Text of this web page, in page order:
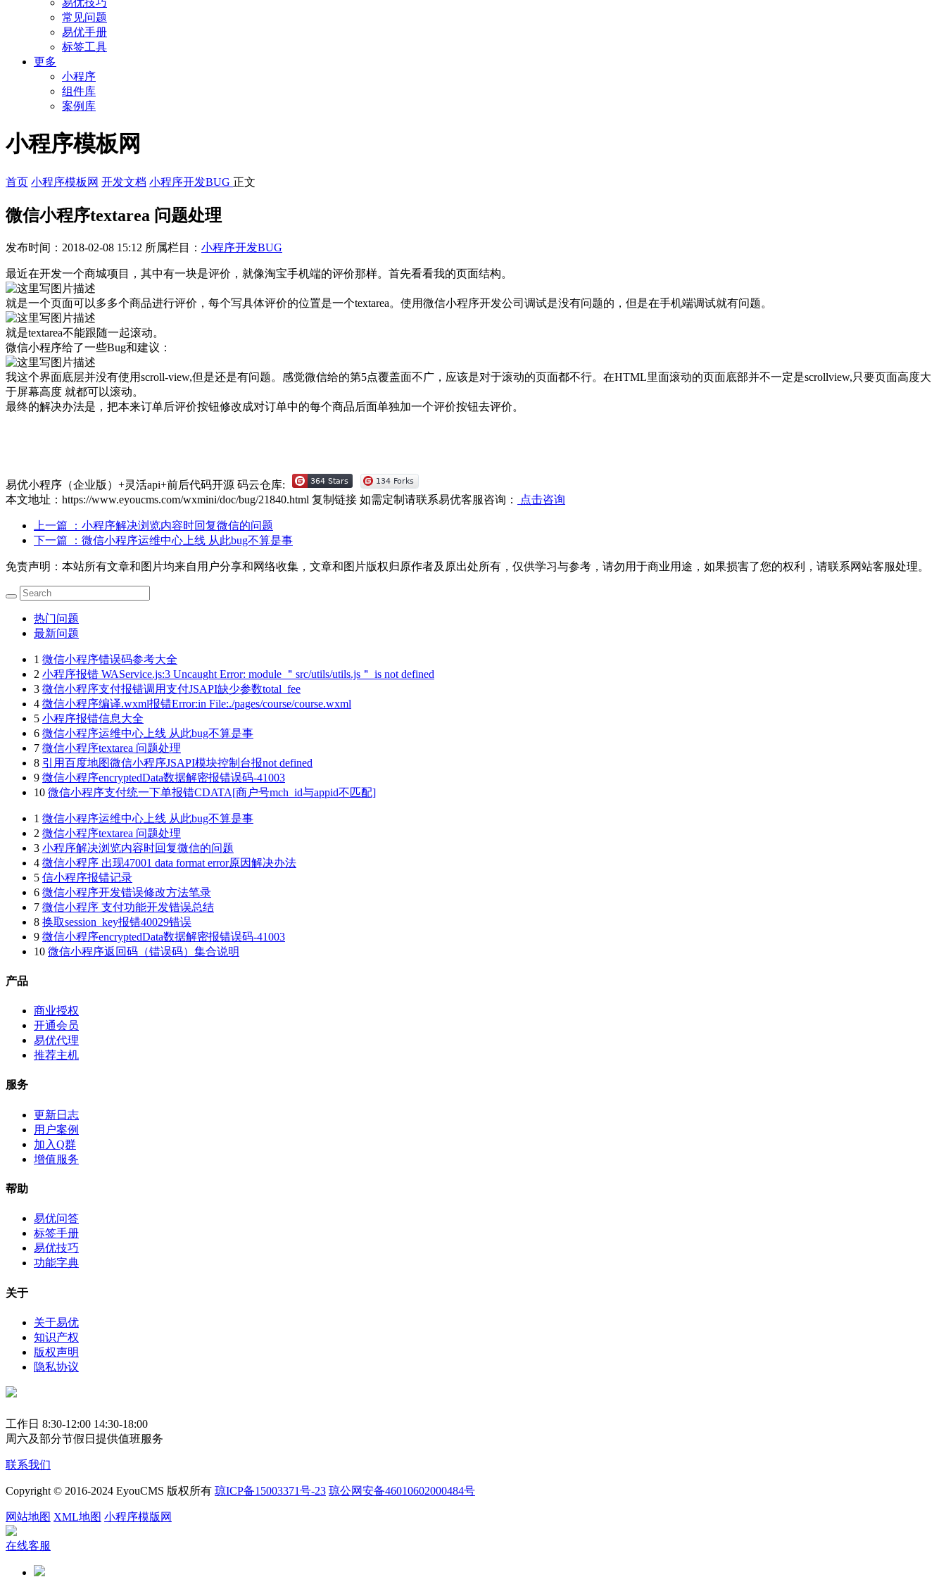
易优技巧
常见问题
易优手册
标签工具
更多
小程序
组件库
案例库
小程序模板网
首页 小程序模板网 开发文档 小程序开发BUG 正文
微信小程序textarea 问题处理
发布时间：2018-02-08 15:12 所属栏目： 小程序开发BUG
最近在开发一个商城项目，其中有一块是评价，就像淘宝手机端的评价那样。首先看看我的页面结构。
就是一个页面可以多多个商品进行评价，每个写具体评价的位置是一个textarea。使用微信小程序开发公司调试是没有问题的，但是在手机端调试就有问题。
就是textarea不能跟随一起滚动。
微信小程序给了一些Bug和建议：
我这个界面底层并没有使用scroll-view,但是还是有问题。感觉微信给的第5点覆盖面不广，应该是对于滚动的页面都不行。在HTML里面滚动的页面底部并不一定是scrollview,只要页面高度大
于屏幕高度 就都可以滚动。
最终的解决办法是，把本来订单后评价按钮修改成对订单中的每个商品后面单独加一个评价按钮去评价。
易优小程序（企业版）+灵活api+前后代码开源 码云仓库:
本文地址：https://www.eyoucms.com/wxmini/doc/bug/21840.html 复制链接 如需定制请联系易优客服咨询： 点击咨询
上一篇
：小程序解决浏览内容时回复微信的问题
下一篇
：微信小程序运维中心上线 从此bug不算是事
免责声明：本站所有文章和图片均来自用户分享和网络收集，文章和图片版权归原作者及原出处所有，仅供学习与参考，请勿用于商业用途，如果损害了您的权利，请联系网站客服处理。
热门问题
最新问题
1 微信小程序错误码参考大全
2 小程序报错 WAService.js:3 Uncaught Error: module ＂src/utils/utils.js＂ is not defined
3 微信小程序支付报错调用支付JSAPI缺少参数total_fee
4 微信小程序编译.wxml报错Error:in File:./pages/course/course.wxml
5 小程序报错信息大全
6 微信小程序运维中心上线 从此bug不算是事
7 微信小程序textarea 问题处理
8 引用百度地图微信小程序JSAPI模块控制台报not defined
9 微信小程序encryptedData数据解密报错误码-41003
10 微信小程序支付统一下单报错CDATA[商户号mch_id与appid不匹配]
1 微信小程序运维中心上线 从此bug不算是事
2 微信小程序textarea 问题处理
3 小程序解决浏览内容时回复微信的问题
4 微信小程序 出现47001 data format error原因解决办法
5 信小程序报错记录
6 微信小程序开发错误修改方法笔录
7 微信小程序 支付功能开发错误总结
8 换取session_key报错40029错误
9 微信小程序encryptedData数据解密报错误码-41003
10 微信小程序返回码（错误码）集合说明
产品
商业授权
开通会员
易优代理
推荐主机
服务
更新日志
用户案例
加入Q群
增值服务
帮助
易优问答
标签手册
易优技巧
功能字典
关于
关于易优
知识产权
版权声明
隐私协议
工作日 8:30-12:00 14:30-18:00
周六及部分节假日提供值班服务
联系我们
Copyright © 2016-2024 EyouCMS 版权所有 琼ICP备15003371号-23 琼公网安备46010602000484号
网站地图 XML地图 小程序模版网
在线客服